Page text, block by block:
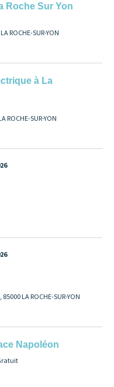
Roche Sur Yon
ROCHE-SUR-YON
à La
ROCHE-SUR-YON
85000 LA ROCHE-SUR-YON
Napoléon